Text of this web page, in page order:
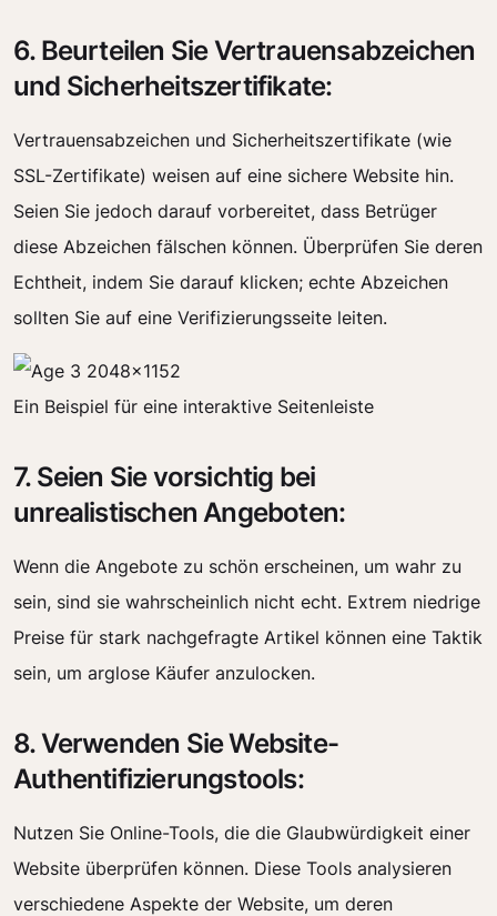
6. Beurteilen Sie Vertrauensabzeichen
und Sicherheitszertifikate:
Vertrauensabzeichen und Sicherheitszertifikate (wie
SSL-Zertifikate) weisen auf eine sichere Website hin.
Seien Sie jedoch darauf vorbereitet, dass Betrüger
diese Abzeichen fälschen können. Überprüfen Sie deren
Echtheit, indem Sie darauf klicken; echte Abzeichen
sollten Sie auf eine Verifizierungsseite leiten.
Ein Beispiel für eine interaktive Seitenleiste
7. Seien Sie vorsichtig bei
unrealistischen Angeboten:
Wenn die Angebote zu schön erscheinen, um wahr zu
sein, sind sie wahrscheinlich nicht echt. Extrem niedrige
Preise für stark nachgefragte Artikel können eine Taktik
sein, um arglose Käufer anzulocken.
8. Verwenden Sie Website-
Authentifizierungstools:
Nutzen Sie Online-Tools, die die Glaubwürdigkeit einer
Website überprüfen können. Diese Tools analysieren
verschiedene Aspekte der Website, um deren